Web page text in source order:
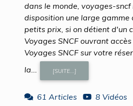
dans le monde, voyages-
disposition une large gamme
petits prix, si on détient d'un
Voyages SNCF ouvrant
Voyages SNCF sur votre
la...
[SUITE...]
61 Articles
8 Vidéos